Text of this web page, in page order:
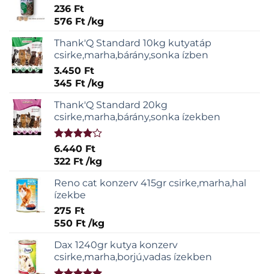
236 Ft
576 Ft /kg
Thank'Q Standard 10kg kutyatáp
csirke,marha,bárány,sonka ízben
3.450 Ft
345 Ft /kg
Thank'Q Standard 20kg
csirke,marha,bárány,sonka ízekben
Értékelés:
4.00 / 5
6.440 Ft
322 Ft /kg
Reno cat konzerv 415gr csirke,marha,hal
ízekbe
275 Ft
550 Ft /kg
Dax 1240gr kutya konzerv
csirke,marha,borjú,vadas ízekben